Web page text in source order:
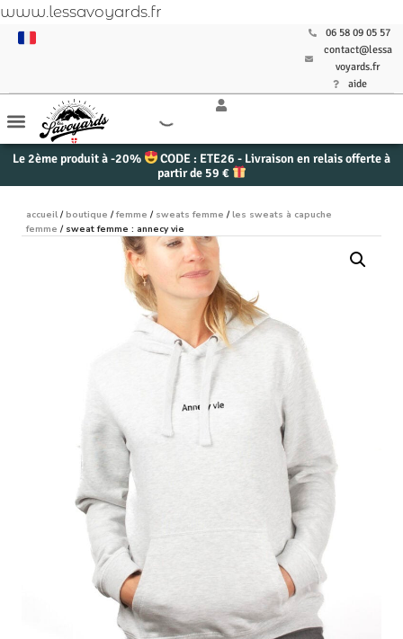
www.lessavoyards.fr
06 58 09 05 57
contact@lessa
voyards.fr
aide
Le 2ème produit à -20%
CODE : ETE26 - Livraison en relais offerte à
partir de 59 €
accueil / boutique / femme / sweats femme / les sweats à capuche
femme / sweat femme : annecy vie